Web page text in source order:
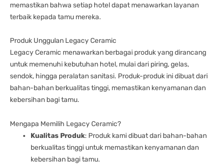
memastikan bahwa setiap hotel dapat menawarkan layanan
terbaik kepada tamu mereka.
Produk Unggulan Legacy Ceramic
Legacy Ceramic menawarkan berbagai produk yang dirancang
untuk memenuhi kebutuhan hotel, mulai dari piring, gelas,
sendok, hingga peralatan sanitasi. Produk-produk ini dibuat dari
bahan-bahan berkualitas tinggi, memastikan kenyamanan dan
kebersihan bagi tamu.
Mengapa Memilih Legacy Ceramic?
Kualitas Produk: Produk kami dibuat dari bahan-bahan
berkualitas tinggi untuk memastikan kenyamanan dan
kebersihan bagi tamu.